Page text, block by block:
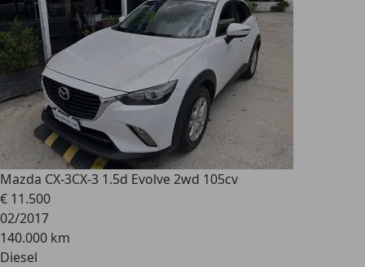
Mazda CX-3CX-3 1.5d Evolve 2wd 105cv
€ 11.500
02/2017
140.000 km
Diesel